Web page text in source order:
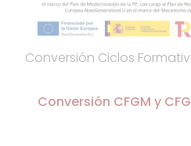
Conversión Ciclos
Conversión CFGM y